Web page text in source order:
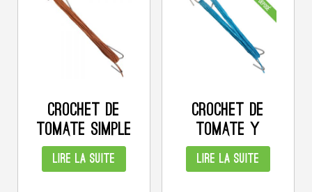
CROCHET DE
TOMATE SIMPLE
LIRE LA SUITE
CROCHET DE
TOMATE Y
LIRE LA SUITE